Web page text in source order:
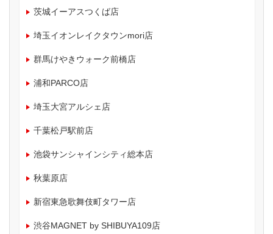
茨城イーアスつくば店
埼玉イオンレイクタウンmori店
群馬けやきウォーク前橋店
浦和PARCO店
埼玉大宮アルシェ店
千葉松戸駅前店
池袋サンシャインシティ総本店
秋葉原店
新宿東急歌舞伎町タワー店
渋谷MAGNET by SHIBUYA109店